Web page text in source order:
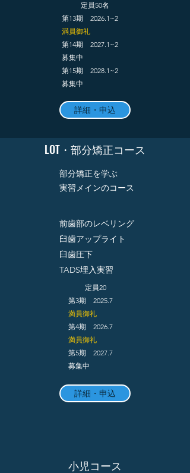
定員50名
第13期 2026.1~2
​満員御礼​
​第14期 2027.1~2
​募集中
​第15期 2028.1~2
​募集中
詳細・申込
​LOT・部分矯正コース
​部分矯正を学ぶ
実習メインのコース
前歯部のレベリング
臼歯アップライト
臼歯圧下
​TADS埋入実習
定員20
第3期 2025.7
​満員御礼
​第4期 2026.7
​満員御礼
第5期 2027.7
​募集中
詳細・申込
​小児コース